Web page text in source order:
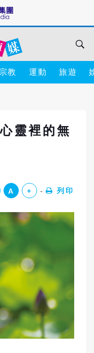
教 運動 旅遊
靈裡的無
A + 列印